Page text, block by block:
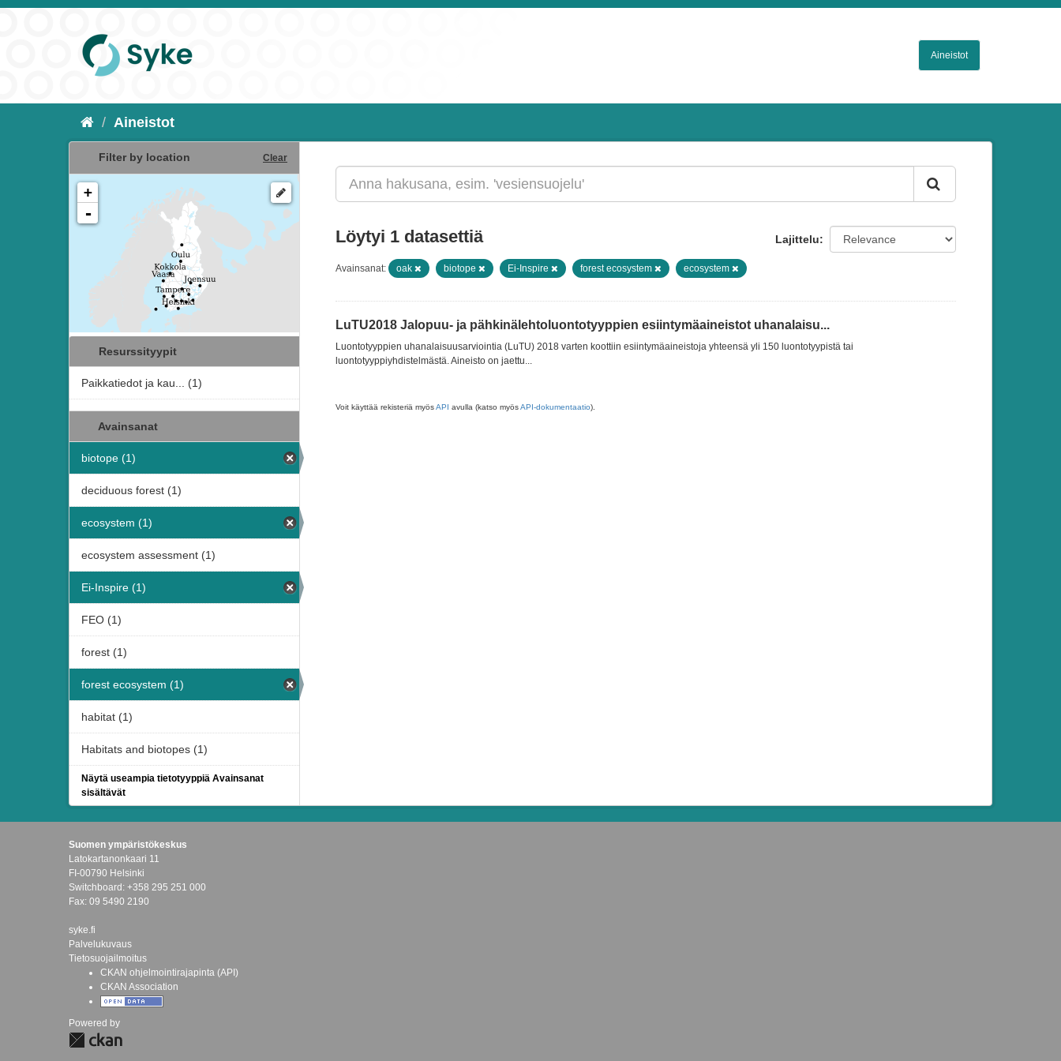
Aineistot
Aineistot
Filter by location Clear
+
-
Resurssityypit
Paikkatiedot ja kau... (1)
Avainsanat
biotope (1)
deciduous forest (1)
ecosystem (1)
ecosystem assessment (1)
Ei-Inspire (1)
FEO (1)
forest (1)
forest ecosystem (1)
habitat (1)
Habitats and biotopes (1)
Näytä useampia tietotyyppiä Avainsanat
sisältävät
Lajittelu
Löytyi 1 datasettiä
Avainsanat: oak biotope Ei-Inspire forest ecosystem ecosystem
LuTU2018 Jalopuu- ja pähkinälehtoluontotyyppien esiintymäaineistot uhanalaisu...
Luontotyyppien uhanalaisuusarviointia (LuTU) 2018 varten koottiin esiintymäaineistoja yhteensä yli 150 luontotyypistä tai
luontotyyppiyhdistelmästä. Aineisto on jaettu...
Voit käyttää rekisteriä myösAPI avulla (katso myösAPI-dokumentaatio).
Suomen ympäristökeskus
Latokartanonkaari 11
FI-00790 Helsinki
Switchboard: +358 295 251 000
Fax: 09 5490 2190
syke.fi
Palvelukuvaus
Tietosuojailmoitus
CKAN ohjelmointirajapinta (API)
CKAN Association
Powered by